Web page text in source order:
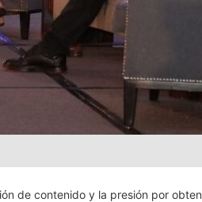
de contenido y la presión por